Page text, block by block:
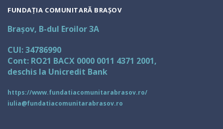
FUNDAȚIA COMUNITARĂ BRAȘOV
Brașov, B-dul Eroilor 3A
CUI: 34786990
Cont: RO21 BACX 0000 0011 4371 2001,
deschis la Unicredit Bank
https://www.fundatiacomunitarabrasov.ro/
iulia@fundatiacomunitarabrasov.ro